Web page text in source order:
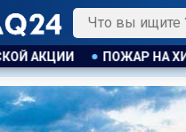
ПРОИЗОШЁЛ В КИТАЕ,